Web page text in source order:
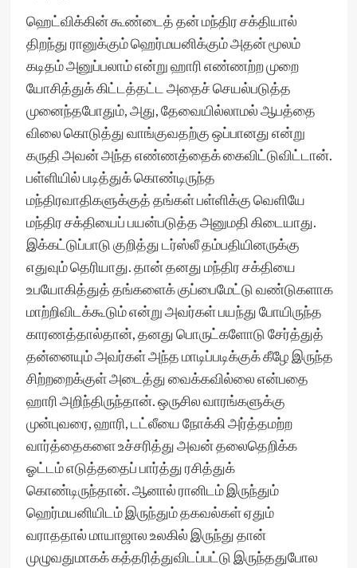
ஹெட்விக்கின் கூண்டைத் தன் மந்திர சக்தியால்
திறந்து ரானுக்கும் ஹெர்மயனிக்கும் அதன் மூலம்
கடிதம் அனுப்பலாம் என்று ஹாரி எண்ணற்ற முறை
யோசித்துக் கிட்டத்தட்ட அதைச் செயல்படுத்த
முனைந்தபோதும், அது, தேவையில்லாமல் ஆபத்தை
விலை கொடுத்து வாங்குவதற்கு ஒப்பானது என்று
கருதி அவன் அந்த எண்ணத்தைக் கைவிட்டுவிட்டான்.
பள்ளியில் படித்துக் கொண்டிருந்த
மந்திரவாதிகளுக்குத் தங்கள் பள்ளிக்கு வெளியே
மந்திர சக்தியைப் பயன்படுத்த அனுமதி கிடையாது.
இக்கட்டுப்பாடு குறித்து டர்ஸ்லீ தம்பதியினருக்கு
எதுவும் தெரியாது. தான் தனது மந்திர சக்தியை
உபயோகித்துத் தங்களைக் குப்பைமேட்டு வண்டுகளாக
மாற்றிவிடக்கூடும் என்று அவர்கள் பயந்து போயிருந்த
காரணத்தால்தான், தனது பொருட்களோடு சேர்த்துத்
தன்னையும் அவர்கள் அந்த மாடிப்படிக்குக் கீழே இருந்த
சிற்றறைக்குள் அடைத்து வைக்கவில்லை என்பதை
ஹாரி அறிந்திருந்தான். ஒருசில வாரங்களுக்கு
முன்புவரை, ஹாரி, டட்லீயை நோக்கி அர்த்தமற்ற
வார்த்தைகளை உச்சரித்து அவன் தலைதெறிக்க
ஓட்டம் எடுத்ததைப் பார்த்து ரசித்துக்
கொண்டிருந்தான். ஆனால் ரானிடம் இருந்தும்
ஹெர்மயனியிடம் இருந்தும் தகவல்கள் ஏதும்
வராததால் மாயாஜால உலகில் இருந்து தான்
முழுவதுமாகக் கத்தரித்துவிடப்பட்டு இருந்ததுபோல